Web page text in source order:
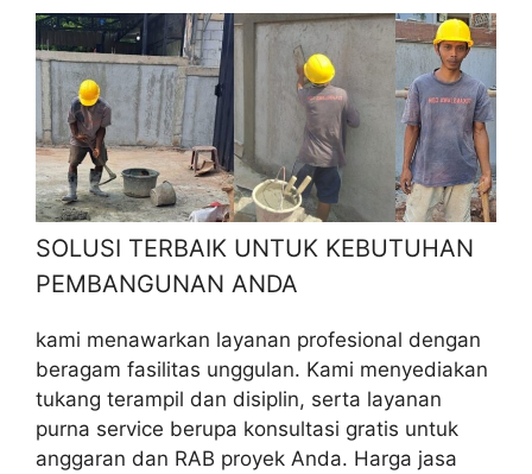
SOLUSI TERBAIK UNTUK KEBUTUHAN
PEMBANGUNAN ANDA
kami menawarkan layanan profesional dengan
beragam fasilitas unggulan. Kami menyediakan
tukang terampil dan disiplin, serta layanan
purna service berupa konsultasi gratis untuk
anggaran dan RAB proyek Anda. Harga jasa